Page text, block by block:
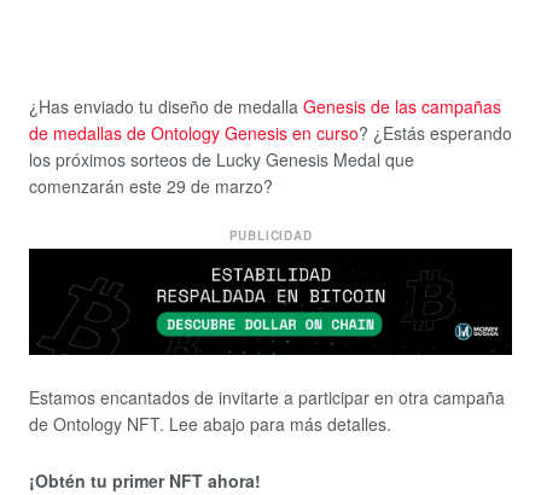
¿Has enviado tu diseño de medalla Genesis de las campañas
de medallas de Ontology Genesis en curso? ¿Estás esperando
los próximos sorteos de Lucky Genesis Medal que
comenzarán este 29 de marzo?
PUBLICIDAD
Estamos encantados de invitarte a participar en otra campaña
de Ontology NFT. Lee abajo para más detalles.
¡Obtén tu primer NFT ahora!